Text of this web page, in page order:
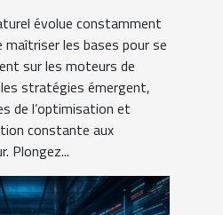
évolue constamment
les bases pour se
sur les moteurs de
stratégies émergent,
de l’optimisation et
constante aux
Plongez...